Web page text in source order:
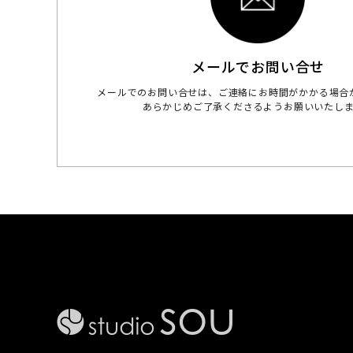
メールでお問い合せ
メールでのお問い合せは、ご連絡にお時間がかかる場合
あらかじめご了承くださるようお願いいたし